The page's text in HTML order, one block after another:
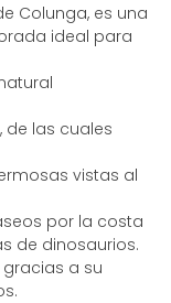
Colunga, es una
ideal para
las cuales
vistas al
por la costa
de dinosaurios.
a su